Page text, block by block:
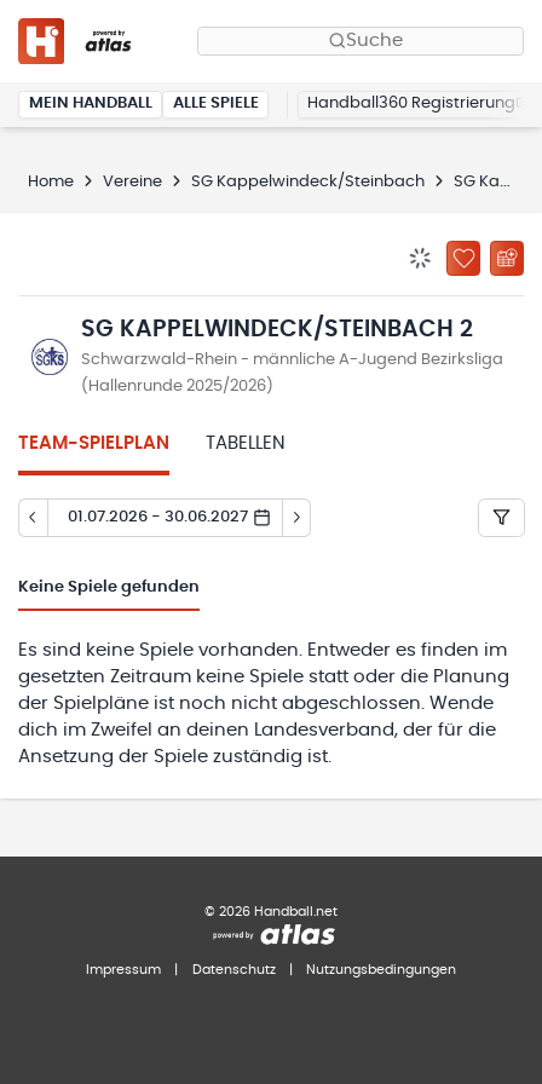
Suche
MEIN HANDBALL ALLE SPIELE Handball360 Registrierung
Home Vereine SG Kappelwindeck/Steinbach SG Kappelwindeck/Steinbach 2
ZU
SG KAPPELWINDECK/STEINBACH 2
Schwarzwald-Rhein - männliche A-Jugend Bezirksliga
(Hallenrunde 2025/2026)
TEAM-SPIELPLAN TABELLEN
01.07.2026 - 30.06.2027
Keine Spiele gefunden
Es sind keine Spiele vorhanden. Entweder es finden im
gesetzten Zeitraum keine Spiele statt oder die Planung
der Spielpläne ist noch nicht abgeschlossen. Wende
dich im Zweifel an deinen Landesverband, der für die
Ansetzung der Spiele zuständig ist.
© 2026 Handball.net
Impressum Datenschutz Nutzungsbedingungen